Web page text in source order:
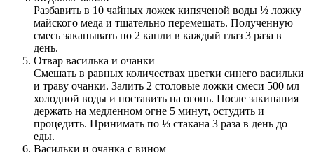
Разбавить в 10 чайных ложек кипяченой воды ½ ложку
майского меда и тщательно перемешать. Полученную
смесь закапывать по 2 капли в каждый глаз 3 раза в
день.
Отвар василька и очанки
Смешать в равных количествах цветки синего васильки
и траву очанки. Залить 2 столовые ложки смеси 500 мл
холодной воды и поставить на огонь. После закипания
держать на медленном огне 5 минут, остудить и
процедить. Принимать по ⅓ стакана 3 раза в день до
еды.
Васильки и очанка с вином